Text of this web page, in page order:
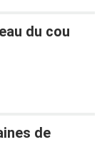
du cou
de